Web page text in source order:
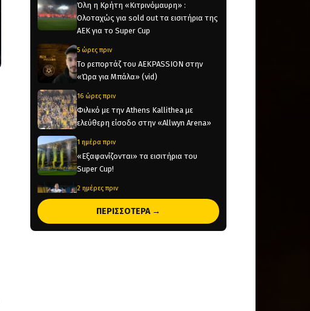
Όλη η Κρήτη «Κιτρινόμαυρη» :
Ολοταχώς για sold out τα εισιτήρια της
ΑΕΚ για το Super Cup
5 ώρες πριν
Το ρεπορτάζ του AEKPASSION στην
«Ώρα για Μπάλα» (vid)
16 ώρες πριν
Φιλικό με την Athens Kallithea με
ελεύθερη είσοδο στην «Allwyn Arena»
1 ημέρα πριν
«Εξαφανίζονται» τα εισιτήρια του
Super Cup!
2 ημέρες πριν
Έρχεται στην Αθήνα για να υπογράψει
στην ΑΕΚ ο Βιτάλις!
ΠΕΡΙΣΣΟΤΕΡΑ →